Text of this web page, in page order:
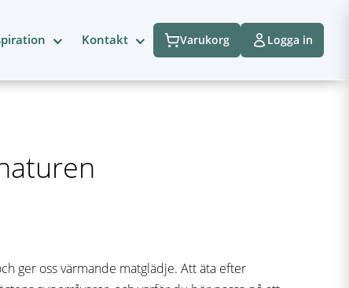
Kontakt Varukorg Logga in
ger oss värmande matglädje. Att äta efter